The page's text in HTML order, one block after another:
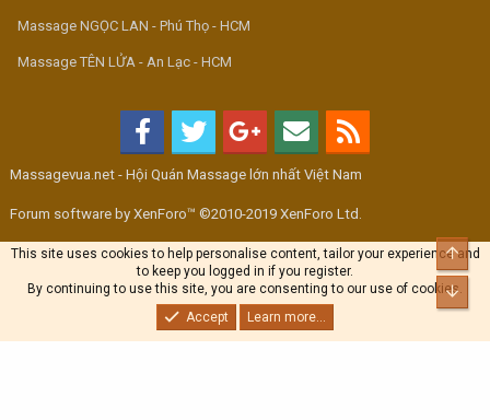
Massage NGỌC LAN - Phú Thọ - HCM
Massage TÊN LỬA - An Lạc - HCM
Massagevua.net - Hội Quán Massage lớn nhất Việt Nam
Forum software by XenForo™ ©2010-2019 XenForo Ltd.
This site uses cookies to help personalise content, tailor your experience and
to keep you logged in if you register.
By continuing to use this site, you are consenting to our use of cookies.
Accept
Learn more...
Top